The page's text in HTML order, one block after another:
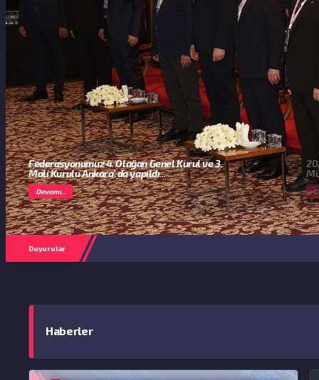
Federasyonumuz 4. Olağan Genel Kurul ve 3.
Mali Kurulu Ankara' da yapıldı...
Devamı...
Duyurular
Haberler